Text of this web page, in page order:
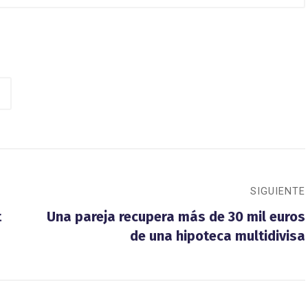
SIGUIENTE
Una pareja recupera más de 30 mil euros
de una hipoteca multidivisa